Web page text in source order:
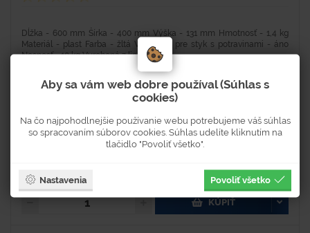
Dĺžka - 600 mm Šírka - 400 mm Výška - 131 mm Hmotnosť - 1,4 kg
Materiál - plast Farba - žltá Vhodnosť pre styk s potravinami - áno
Nosnosť - 10 kg Vyrobená z lineárneho...
Na objednávku
Dostupnosť 2-4 týždne
11,93 € s DPH
KÚPIŤ
Aby sa vám web dobre používal (Súhlas s
cookies)
Na čo najpohodlnejšie používanie webu potrebujeme váš súhlas
so spracovaním súborov cookies. Súhlas udelíte kliknutím na
tlačidlo "Povoliť všetko".
Nastavenia Povoliť všetko